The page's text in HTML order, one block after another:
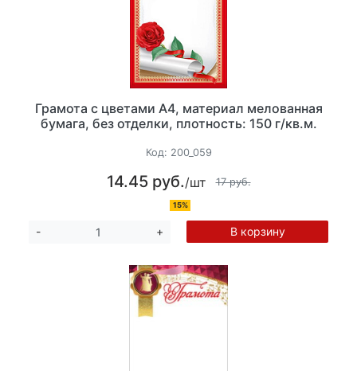
Грамота с цветами А4, материал мелованная
бумага, без отделки, плотность: 150 г/кв.м.
Код: 200_059
14.45 руб./шт 17 руб.
15%
- + В корзину